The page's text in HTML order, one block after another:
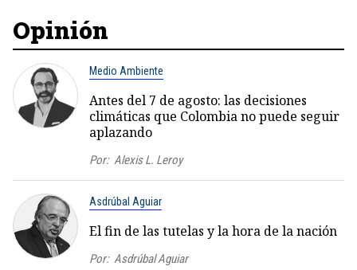
Opinión
Medio Ambiente
Antes del 7 de agosto: las decisiones
climáticas que Colombia no puede seguir
aplazando
Por: Alexis L. Leroy
Asdrúbal Aguiar
El fin de las tutelas y la hora de la nación
Por: Asdrúbal Aguiar